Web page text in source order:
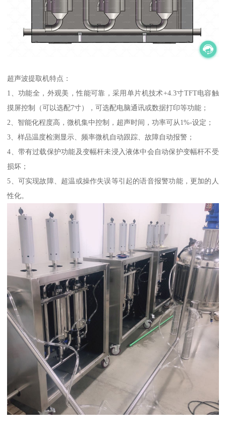
超声波提取机特点：
1、功能全，外观美，性能可靠，采用单片机技术+4.3寸TFT电容触
摸屏控制（可以选配7寸），可选配电脑通讯或数据打印等功能；
2、智能化程度高，微机集中控制，超声时间，功率可从1%-设定；
3、样品温度检测显示、频率微机自动跟踪、故障自动报警；
4、带有过载保护功能及变幅杆未浸入液体中会自动保护变幅杆不受
损坏；
5、可实现故障、超温或操作失误等引起的语音报警功能，更加的人
性化。